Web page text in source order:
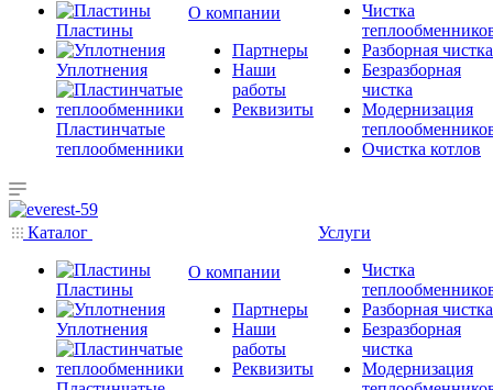
Пластины
Уплотнения
Пластинчатые
теплообменники
О компании
Партнеры
Наши
работы
Реквизиты
Чистка
Разборная чистка
Безразборная
чистка
Модернизация
Очистка котлов
Каталог
Пластины
Уплотнения
О компании
Партнеры
Наши
работы
Реквизиты
Услуги
Чистка
Разборная чистка
Безразборная
чистка
Модернизация